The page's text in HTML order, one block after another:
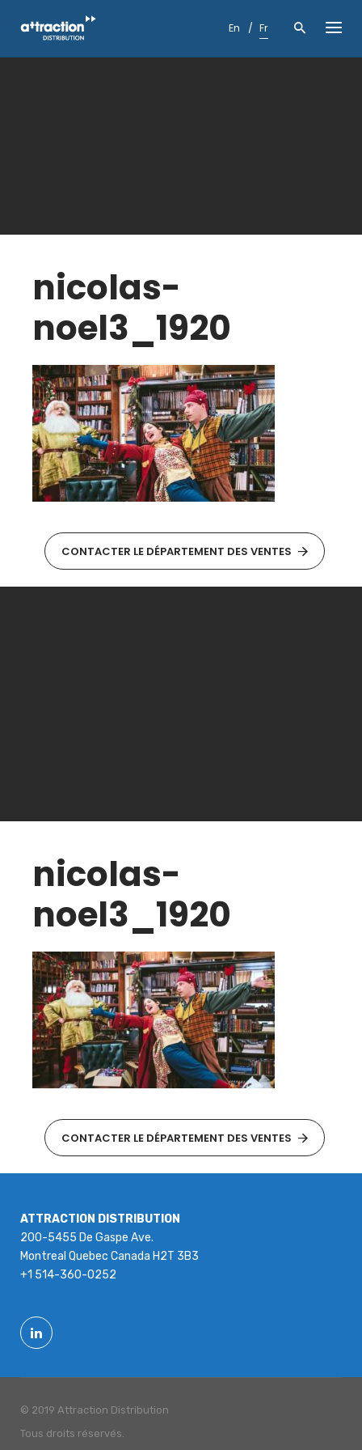
En Fr
nicolas-
noel3_1920
CONTACTER LE DÉPARTEMENT DES VENTES
nicolas-
noel3_1920
CONTACTER LE DÉPARTEMENT DES VENTES
ATTRACTION DISTRIBUTION
200-5455 De Gaspe Ave.
Montreal Quebec Canada H2T 3B3
+1 514-360-0252
© 2019 Attraction Distribution
Tous droits réservés.